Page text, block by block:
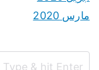
مارس 2020